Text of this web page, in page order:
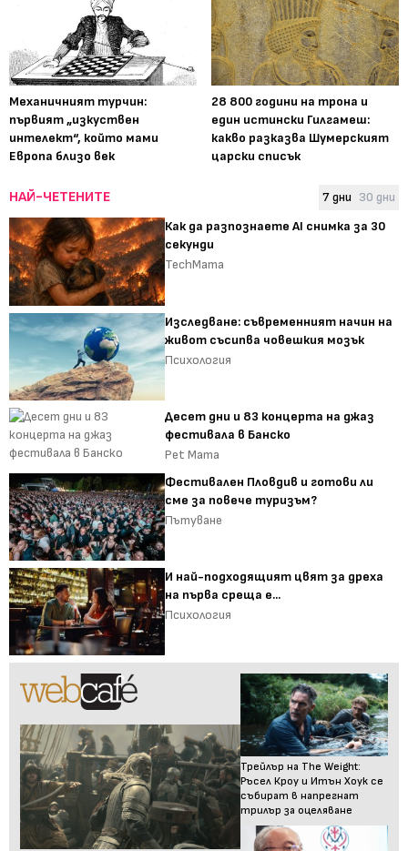
Механичният турчин:
първият „изкуствен
интелект“, който мами
Европа близо век
28 800 години на трона и
един истински Гилгамеш:
какво разказва Шумерският
царски списък
НАЙ-ЧЕТЕНИТЕ 7 дни 30 дни
Как да разпознаете AI снимка за 30
секунди
TechMama
Изследване: съвременният начин на
живот съсипва човешкия мозък
Психология
Десет дни и 83 концерта на джаз
фестивала в Банско
Pet Mama
Фестивален Пловдив и готови ли
сме за повече туризъм?
Пътуване
И най-подходящият цвят за дреха
на първа среща е...
Психология
Трейлър на The Weight:
Ръсел Кроу и Итън Хоук се
събират в напрегнат
трилър за оцеляване